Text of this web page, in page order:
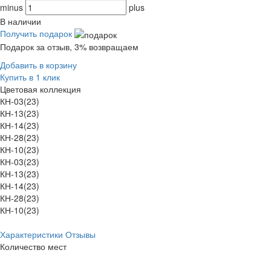
minus
plus
В наличии
Получить подарок
Подарок за отзыв, 3% возвращаем
Добавить в корзину
Купить в 1 клик
Цветовая коллекция
КН-03(23)
КН-13(23)
КН-14(23)
КН-28(23)
КН-10(23)
КН-03(23)
КН-13(23)
КН-14(23)
КН-28(23)
КН-10(23)
Характеристики Отзывы
Количество мест